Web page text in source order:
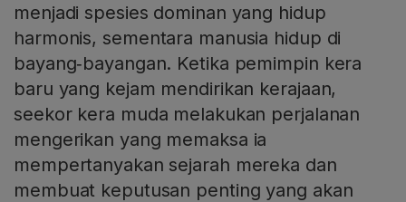
menjadi spesies dominan yang hidup
harmonis, sementara manusia hidup di
bayang‑bayangan. Ketika pemimpin kera
baru yang kejam mendirikan kerajaan,
seekor kera muda melakukan perjalanan
mengerikan yang memaksa ia
mempertanyakan sejarah mereka dan
membuat keputusan penting yang akan